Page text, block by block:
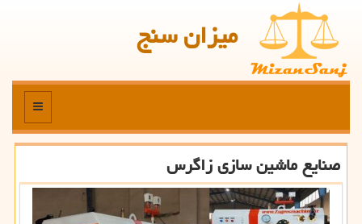
میزان سنج
منو
صنایع ماشین سازی زاگرس